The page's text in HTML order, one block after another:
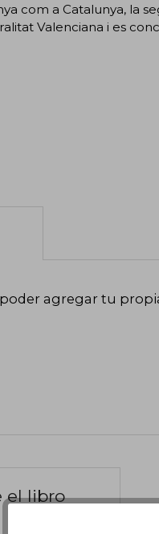
com a Catalunya, la
Valenciana i es
agregar tu
el libro